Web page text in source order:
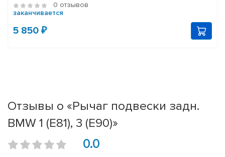
0 отзывов
заканчивается
5 850 ₽
Отзывы о «Рычаг подвески задн.
BMW 1 (E81), 3 (E90)»
0.0